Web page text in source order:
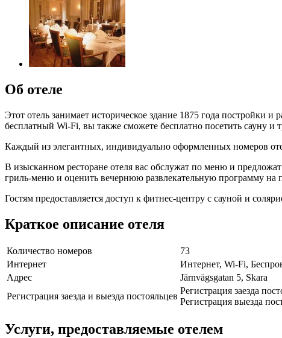
Об отеле
Этот отель занимает историческое здание 1875 года постройки и
бесплатный Wi-Fi, вы также сможете бесплатно посетить сауну и
Каждый из элегантных, индивидуально оформленных номеров
В изысканном ресторане отеля вас обслужат по меню и
гриль-меню и оценить вечернюю развлекательную программу на
Гостям предоставляется доступ к фитнес-центру с сауной и
Краткое описание отеля
Количество номеров
73
Интернет
Интернет, Wi-Fi,
Адрес
Järnvägsgatan 5, Skara
Регистрация заезда и выезда постояльцев
Регистрация заезда
Регистрация выезда
Услуги, предоставляемые отелем